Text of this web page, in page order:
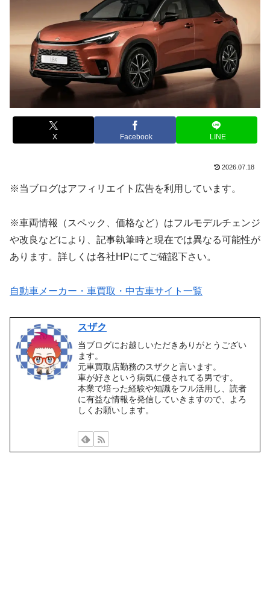
X Facebook LINE
2026.07.18
※当ブログはアフィリエイト広告を利用しています。
※車両情報（スペック、価格など）はフルモデルチェンジ
や改良などにより、記事執筆時と現在では異なる可能性が
あります。詳しくは各社HPにてご確認下さい。
自動車メーカー・車買取・中古車サイト一覧
スザク
当ブログにお越しいただきありがとうござい
ます。
元車買取店勤務のスザクと言います。
車が好きという病気に侵されてる男です。
本業で培った経験や知識をフル活用し、読者
に有益な情報を発信していきますので、よろ
しくお願いします。